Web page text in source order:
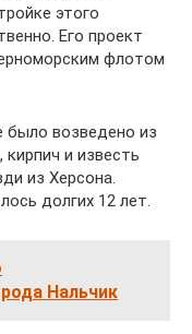
этого
Его проект
флотом
было возведено из
и известь
из Херсона.
долгих 12 лет.
Нальчик